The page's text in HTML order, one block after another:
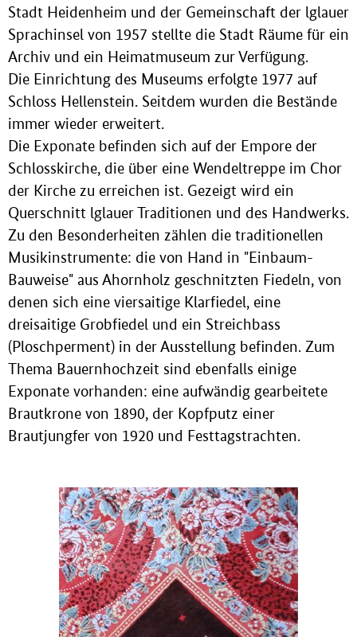
Stadt Heidenheim und der Gemeinschaft der lglauer
Sprachinsel von 1957 stellte die Stadt Räume für ein
Archiv und ein Heimatmuseum zur Verfügung.
Die Einrichtung des Museums erfolgte 1977 auf
Schloss Hellenstein. Seitdem wurden die Bestände
immer wieder erweitert.
Die Exponate befinden sich auf der Empore der
Schlosskirche, die über eine Wendeltreppe im Chor
der Kirche zu erreichen ist. Gezeigt wird ein
Querschnitt lglauer Traditionen und des Handwerks.
Zu den Besonderheiten zählen die traditionellen
Musikinstrumente: die von Hand in "Einbaum-
Bauweise" aus Ahornholz geschnitzten Fiedeln, von
denen sich eine viersaitige Klarfiedel, eine
dreisaitige Grobfiedel und ein Streichbass
(Ploschperment) in der Ausstellung befinden. Zum
Thema Bauernhochzeit sind ebenfalls einige
Exponate vorhanden: eine aufwändig gearbeitete
Brautkrone von 1890, der Kopfputz einer
Brautjungfer von 1920 und Festtagstrachten.